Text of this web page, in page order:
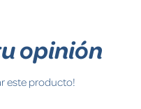
opinión
este producto!